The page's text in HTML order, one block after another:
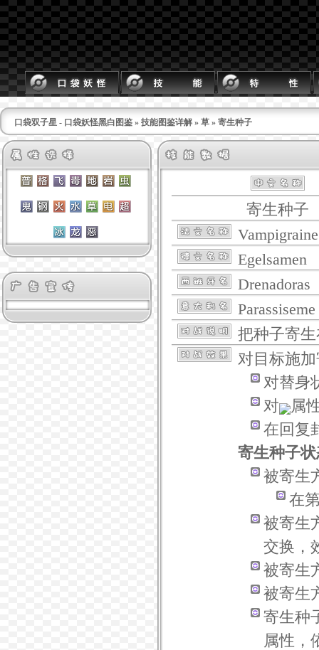
口袋双子星 - 口袋妖怪黑白图鉴 » 技能图鉴详解 » 草 » 寄生种子
寄生种子
Vampigraine
Egelsamen
Drenadoras
Parassiseme
把种子寄
对目标施
对替身
对
属
在回复
寄生种子
被寄生
在
被寄生
交换，
被寄生
被寄生
寄生种
属性，